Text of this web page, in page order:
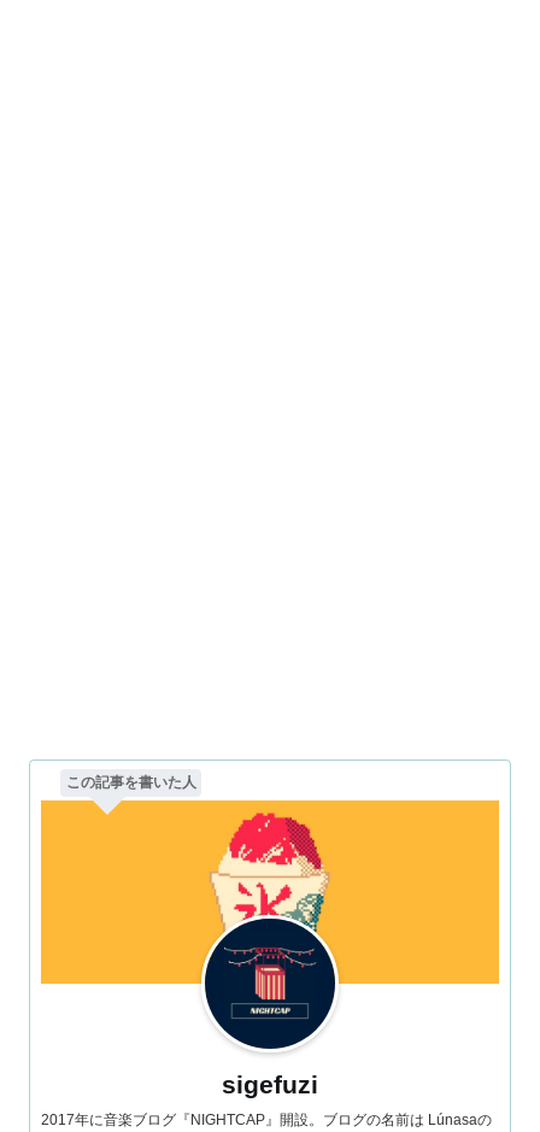
この記事を書いた人
sigefuzi
2017年に音楽ブログ『NIGHTCAP』開設。ブログの名前は Lúnasaの